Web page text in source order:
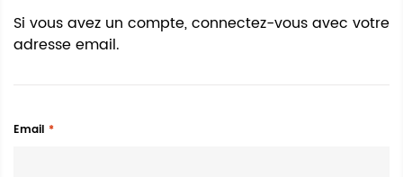
Si vous avez un compte, connectez-vous avec votre
adresse email.
Email